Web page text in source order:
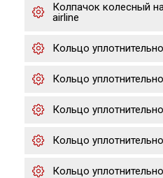
Колпачок колесный
airline
Кольцо
Кольцо
Кольцо
Кольцо
Кольцо